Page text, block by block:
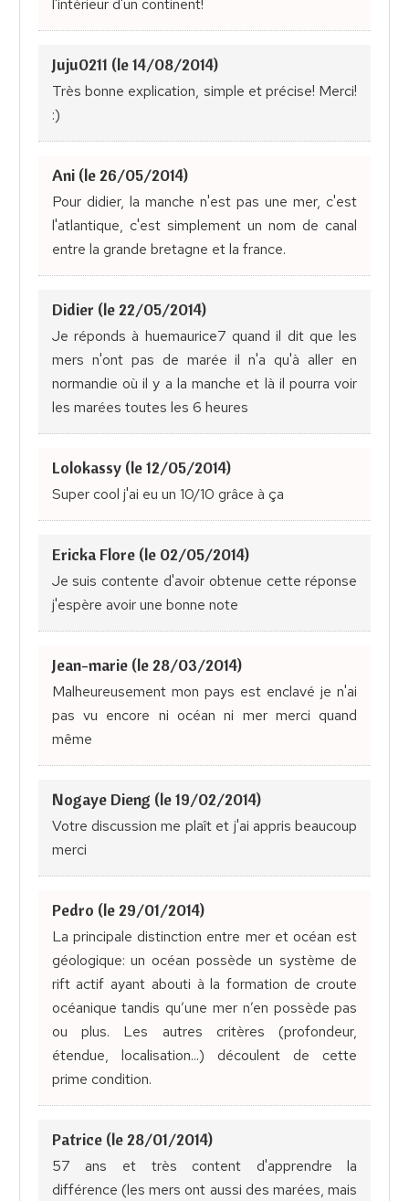
l'intérieur d'un continent!
Juju0211 (le 14/08/2014)
Très bonne explication, simple et précise! Merci!
:)
Ani (le 26/05/2014)
Pour didier, la manche n'est pas une mer, c'est
l'atlantique, c'est simplement un nom de canal
entre la grande bretagne et la france.
Didier (le 22/05/2014)
Je réponds à huemaurice7 quand il dit que les
mers n'ont pas de marée il n'a qu'à aller en
normandie où il y a la manche et là il pourra voir
les marées toutes les 6 heures
Lolokassy (le 12/05/2014)
Super cool j'ai eu un 10/10 grâce à ça
Ericka Flore (le 02/05/2014)
Je suis contente d'avoir obtenue cette réponse
j'espère avoir une bonne note
Jean-marie (le 28/03/2014)
Malheureusement mon pays est enclavé je n'ai
pas vu encore ni océan ni mer merci quand
même
Nogaye Dieng (le 19/02/2014)
Votre discussion me plaît et j'ai appris beaucoup
merci
Pedro (le 29/01/2014)
La principale distinction entre mer et océan est
géologique: un océan possède un système de
rift actif ayant abouti à la formation de croute
océanique tandis qu’une mer n’en possède pas
ou plus. Les autres critères (profondeur,
étendue, localisation...) découlent de cette
prime condition.
Patrice (le 28/01/2014)
57 ans et très content d'apprendre la
différence (les mers ont aussi des marées, mais